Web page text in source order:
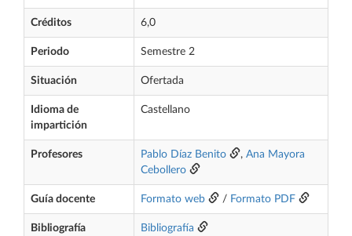
Créditos 6,0
Periodo Semestre 2
Situación Ofertada
Idioma de
impartición
Castellano
Profesores Pablo Díaz Benito , Ana Mayora
Cebollero
Guía docente Formato web / Formato PDF
Bibliografía
Bibliografía